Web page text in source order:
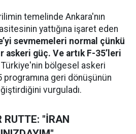
temelinde Ankara'nın
yattığına işaret eden
sevmemeleri normal çünkü
askeri güç. Ve artık F-35’leri
bölgesel askeri
geri dönüşünün
vurguladı.
RUTTE: "İRAN